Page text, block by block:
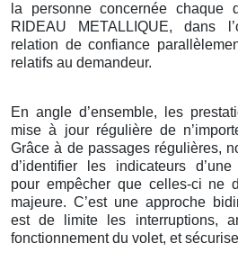
la personne concernée chaque
RIDEAU METALLIQUE, dans
relation de confiance
relatifs au demandeur.
En angle d’ensemble, les
mise à jour régulière de
Grâce à de passages régulières,
d’identifier les indicateurs
pour empêcher que celles-ci ne
majeure. C’est une approche
est de limite les interruptions,
fonctionnement du volet, et